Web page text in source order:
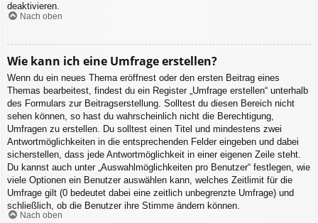
deaktivieren.
Nach oben
Wie kann ich eine Umfrage erstellen?
Wenn du ein neues Thema eröffnest oder den ersten Beitrag eines
Themas bearbeitest, findest du ein Register „Umfrage erstellen“ unterhalb
des Formulars zur Beitragserstellung. Solltest du diesen Bereich nicht
sehen können, so hast du wahrscheinlich nicht die Berechtigung,
Umfragen zu erstellen. Du solltest einen Titel und mindestens zwei
Antwortmöglichkeiten in die entsprechenden Felder eingeben und dabei
sicherstellen, dass jede Antwortmöglichkeit in einer eigenen Zeile steht.
Du kannst auch unter „Auswahlmöglichkeiten pro Benutzer“ festlegen, wie
viele Optionen ein Benutzer auswählen kann, welches Zeitlimit für die
Umfrage gilt (0 bedeutet dabei eine zeitlich unbegrenzte Umfrage) und
schließlich, ob die Benutzer ihre Stimme ändern können.
Nach oben